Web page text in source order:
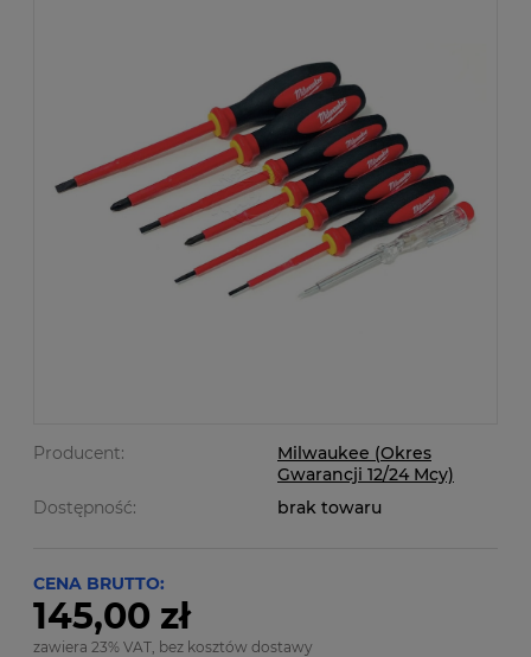
Producent:
Milwaukee (Okres
Gwarancji 12/24 Mcy)
Dostępność:
brak towaru
CENA BRUTTO:
145,00 zł
zawiera 23% VAT, bez kosztów dostawy